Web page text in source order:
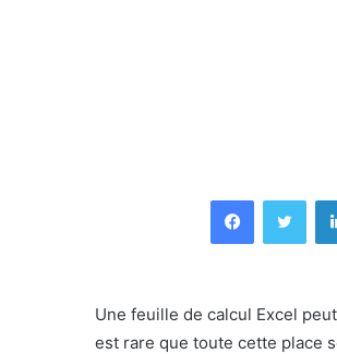
Facebook
Une feuille de calcul Excel
est rare que toute cette place